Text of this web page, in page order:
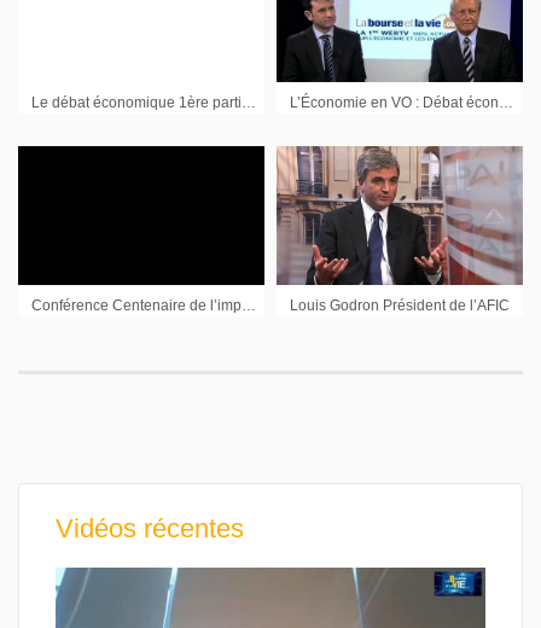
Le débat économique 1ère partie avec les dirigeants de Plastic Omnium et de Kaufman & Broad L’Économie en VO : Débat économique avec Régis Arnoux CIS Catering et Chris Connors HCL Technologies (1ère partie)
Louis Godron Président de l’AFIC
Vidéos récentes